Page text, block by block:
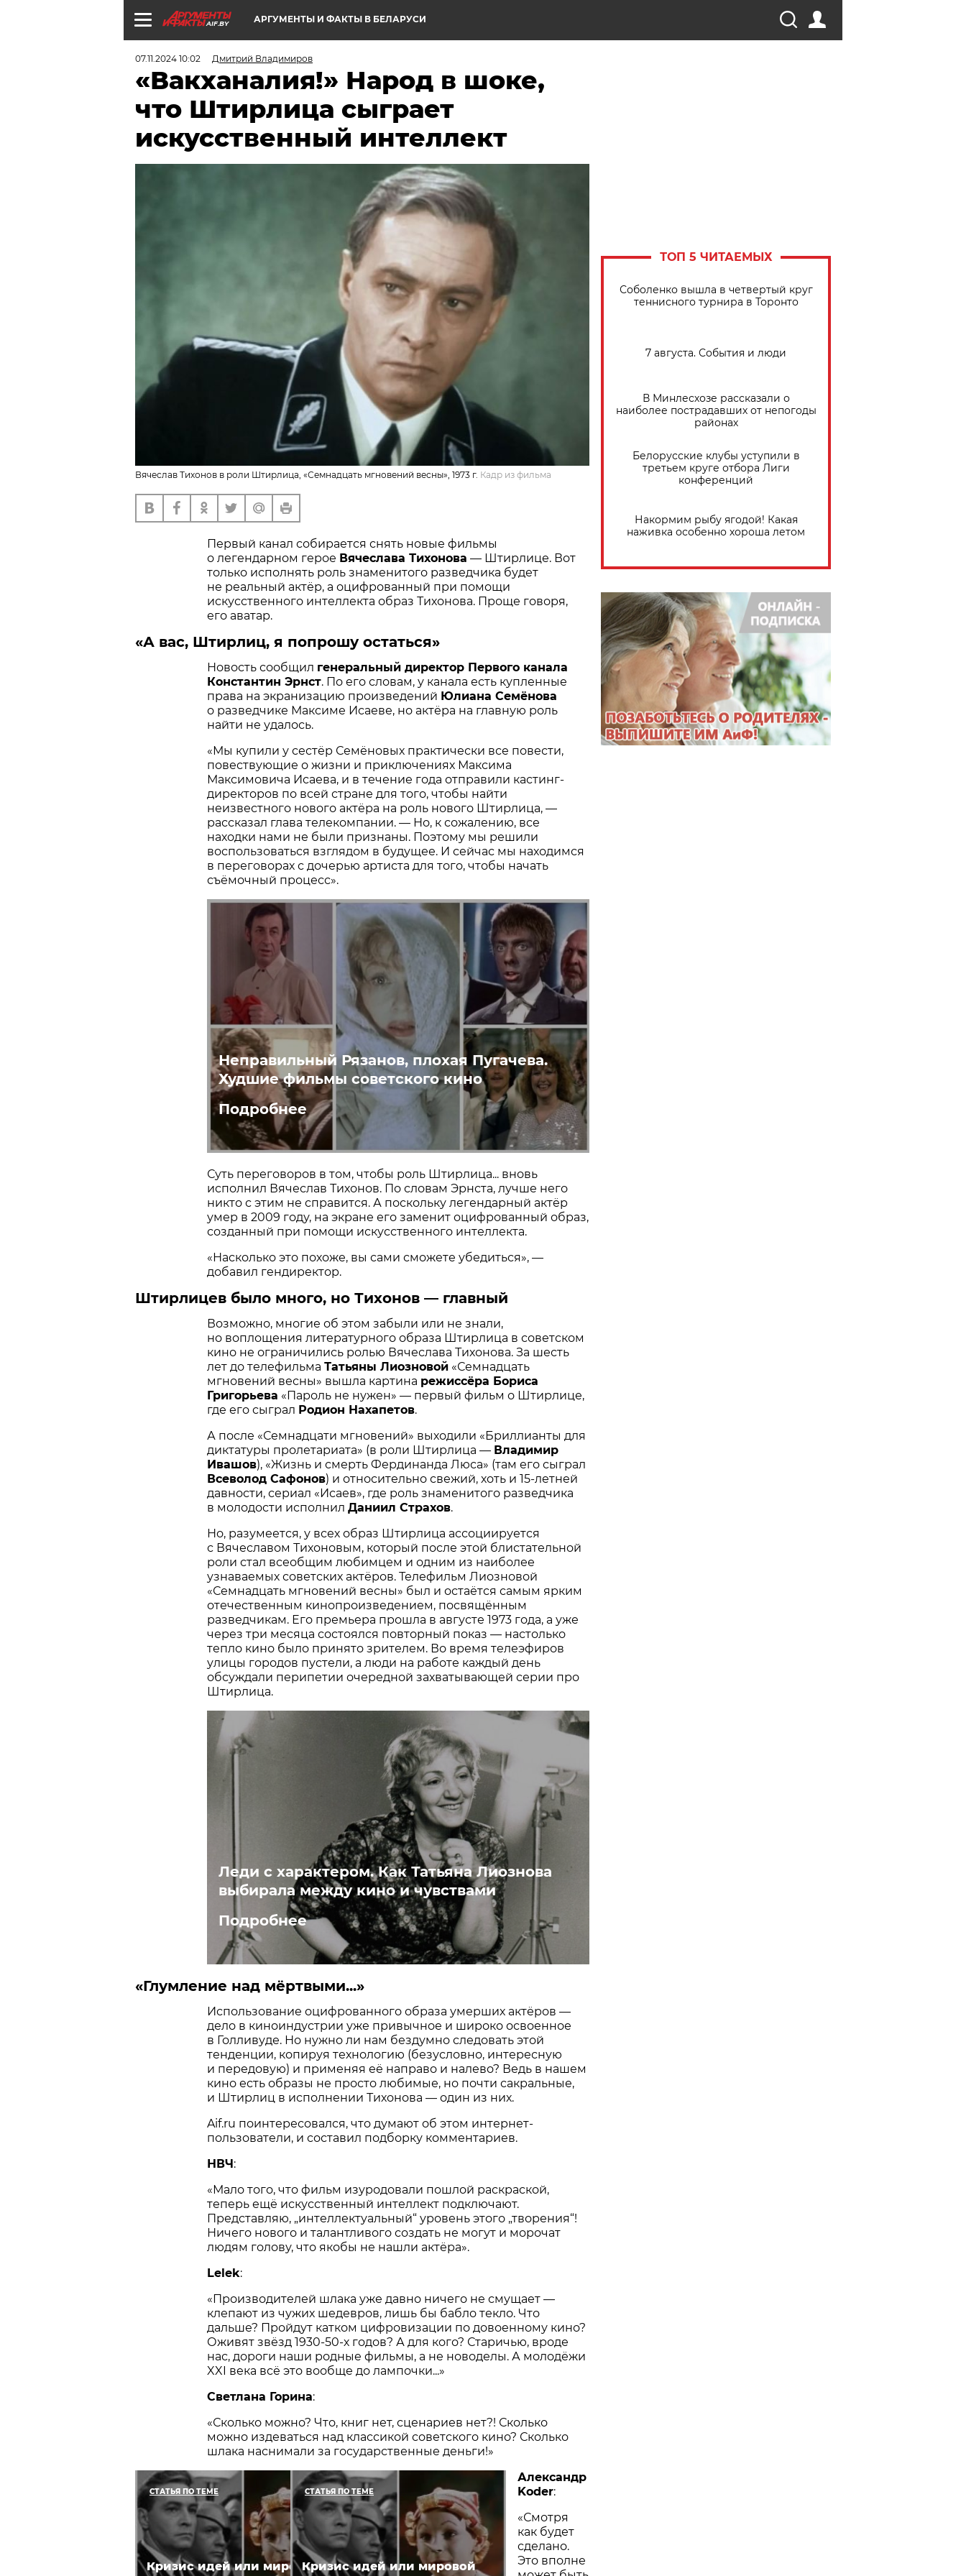
AIF.BY АРГУМЕНТЫ И ФАКТЫ В БЕЛАРУСИ
07.11.2024 10:02 Дмитрий Владимиров
«Вакханалия!» Народ в шоке,
что Штирлица сыграет
искусственный интеллект
Вячеслав Тихонов в роли Штирлица, «Семнадцать мгновений весны», 1973 г. Кадр из фильма
Первый канал собирается снять новые фильмы
о легендарном герое Вячеслава Тихонова — Штирлице. Вот
только исполнять роль знаменитого разведчика будет
не реальный актёр, а оцифрованный при помощи
искусственного интеллекта образ Тихонова. Проще говоря,
его аватар.
«А вас, Штирлиц, я попрошу остаться»
Новость сообщил генеральный директор Первого канала
Константин Эрнст. По его словам, у канала есть купленные
права на экранизацию произведений Юлиана Семёнова
о разведчике Максиме Исаеве, но актёра на главную роль
найти не удалось.
«Мы купили у сестёр Семёновых практически все повести,
повествующие о жизни и приключениях Максима
Максимовича Исаева, и в течение года отправили кастинг-
директоров по всей стране для того, чтобы найти
неизвестного нового актёра на роль нового Штирлица, —
рассказал глава телекомпании. — Но, к сожалению, все
находки нами не были признаны. Поэтому мы решили
воспользоваться взглядом в будущее. И сейчас мы находимся
в переговорах с дочерью артиста для того, чтобы начать
съёмочный процесс».
Неправильный Рязанов, плохая Пугачева.
Худшие фильмы советского кино
Подробнее
Суть переговоров в том, чтобы роль Штирлица... вновь
исполнил Вячеслав Тихонов. По словам Эрнста, лучше него
никто с этим не справится. А поскольку легендарный актёр
умер в 2009 году, на экране его заменит оцифрованный образ,
созданный при помощи искусственного интеллекта.
«Насколько это похоже, вы сами сможете убедиться», —
добавил гендиректор.
Штирлицев было много, но Тихонов — главный
Возможно, многие об этом забыли или не знали,
но воплощения литературного образа Штирлица в советском
кино не ограничились ролью Вячеслава Тихонова. За шесть
лет до телефильма Татьяны Лиозновой «Семнадцать
мгновений весны» вышла картина режиссёра Бориса
Григорьева «Пароль не нужен» — первый фильм о Штирлице,
где его сыграл Родион Нахапетов.
А после «Семнадцати мгновений» выходили «Бриллианты для
диктатуры пролетариата» (в роли Штирлица — Владимир
Ивашов), «Жизнь и смерть Фердинанда Люса» (там его сыграл
Всеволод Сафонов) и относительно свежий, хоть и 15-летней
давности, сериал «Исаев», где роль знаменитого разведчика
в молодости исполнил Даниил Страхов.
Но, разумеется, у всех образ Штирлица ассоциируется
с Вячеславом Тихоновым, который после этой блистательной
роли стал всеобщим любимцем и одним из наиболее
узнаваемых советских актёров. Телефильм Лиозновой
«Семнадцать мгновений весны» был и остаётся самым ярким
отечественным кинопроизведением, посвящённым
разведчикам. Его премьера прошла в августе 1973 года, а уже
через три месяца состоялся повторный показ — настолько
тепло кино было принято зрителем. Во время телеэфиров
улицы городов пустели, а люди на работе каждый день
обсуждали перипетии очередной захватывающей серии про
Штирлица.
Леди с характером. Как Татьяна Лиознова
выбирала между кино и чувствами
Подробнее
«Глумление над мëртвыми...»
Использование оцифрованного образа умерших актёров —
дело в киноиндустрии уже привычное и широко освоенное
в Голливуде. Но нужно ли нам бездумно следовать этой
тенденции, копируя технологию (безусловно, интересную
и передовую) и применяя её направо и налево? Ведь в нашем
кино есть образы не просто любимые, но почти сакральные,
и Штирлиц в исполнении Тихонова — один из них.
Aif.ru поинтересовался, что думают об этом интернет-
пользователи, и составил подборку комментариев.
НВЧ:
«Мало того, что фильм изуродовали пошлой раскраской,
теперь ещё искусственный интеллект подключают.
Представляю, „интеллектуальный“ уровень этого „творения“!
Ничего нового и талантливого создать не могут и морочат
людям голову, что якобы не нашли актёра».
Lelek:
«Производителей шлака уже давно ничего не смущает —
клепают из чужих шедевров, лишь бы бабло текло. Что
дальше? Пройдут катком цифровизации по довоенному кино?
Оживят звёзд 1930-50-х годов? А для кого? Старичью, вроде
нас, дороги наши родные фильмы, а не новоделы. А молодёжи
XXI века всё это вообще до лампочки...»
Светлана Горина:
«Сколько можно? Что, книг нет, сценариев нет?! Сколько
можно издеваться над классикой советского кино? Сколько
шлака наснимали за государственные деньги!»
СТАТЬЯ ПО ТЕМЕ
Кризис идей или мировой
СТАТЬЯ ПО ТЕМЕ
Кризис идей или мировой
Александр
Koder:
«Смотря
как будет
сделано.
Это вполне
ТОП 5 ЧИТАЕМЫХ
Соболенко вышла в четвертый круг
теннисного турнира в Торонто
7 августа. События и люди
В Минлесхозе рассказали о
наиболее пострадавших от непогоды
районах
Белорусские клубы уступили в
третьем круге отбора Лиги
конференций
Накормим рыбу ягодой! Какая
наживка особенно хороша летом